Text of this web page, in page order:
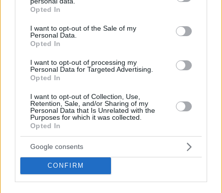
grant or deny consent to Google and its third-party tags to
use your data for below specified purposes in below Google
consent section.
Opted In
I want to opt-out of the Sale of my
Personal Data.
Opted In
I want to opt-out of processing my
Personal Data for Targeted Advertising.
Opted In
I want to opt-out of Collection, Use,
Retention, Sale, and/or Sharing of my
Personal Data that Is Unrelated with the
Purposes for which it was collected.
Opted In
Google consents
CONFIRM
Κάτι αλλάζει στον χάρτη της πανεπιστημιακής εκπαίδευσης
στην Ελλάδα
03.08.2026, 11:06